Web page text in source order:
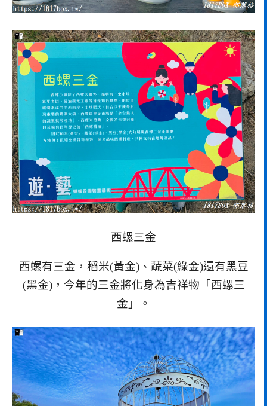
西螺三金
西螺有三金，稻米(黃金)、蔬菜(綠金)還有黑豆
(黑金)，今年的三金將化身為吉祥物「西螺三
金」。